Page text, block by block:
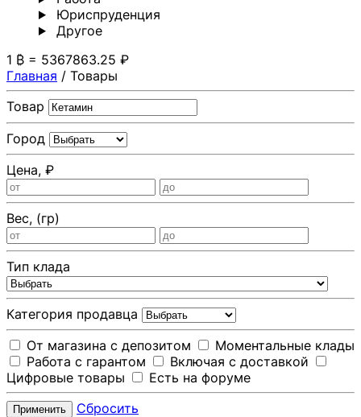
Юриспруденция
Другoе
1 ₿ = 5367863.25 ₽
Главная / Товары
Товар
Город
Цена, ₽
Вес, (гр)
Тип клада
Категория продавца
От магазина с депозитом
Моментальные клады
Работа с гарантом
Включая с доставкой
Цифровые товары
Есть на форуме
Применить Сбросить